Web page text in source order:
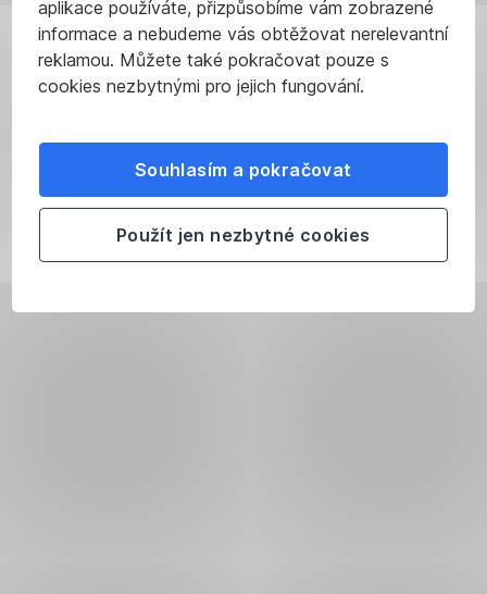
aplikace používáte, přizpůsobíme vám zobrazené
informace a nebudeme vás obtěžovat nerelevantní
reklamou. Můžete také pokračovat pouze s
cookies nezbytnými pro jejich fungování.
Souhlasím a pokračovat
Použít jen nezbytné cookies